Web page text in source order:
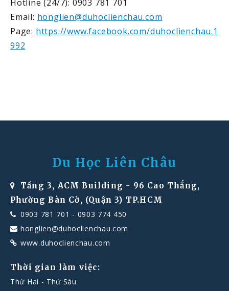
Hotline (24/7): 0903 781 701
Email: honglien@duhoclienchau.com
Page: https://www.facebook.com/duhoclienchau.1
992
Du Học Liên Châu
Tầng 3, ACM Building - 96 Cao Thắng,
Phường Bàn Cờ, (Quận 3) TP.HCM
0903 781 701 - 0903 774 450
honglien@duhoclienchau.com
www.duhoclienchau.com
Thời gian làm việc:
Thứ Hai - Thứ Sáu